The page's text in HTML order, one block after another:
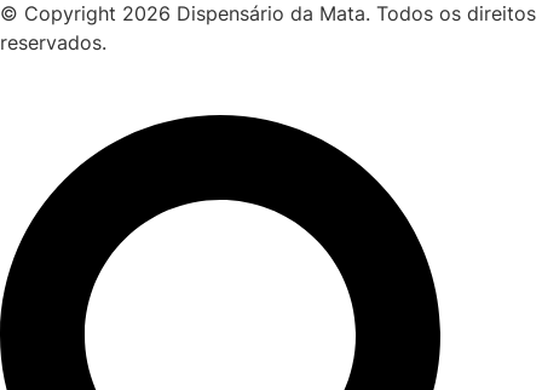
© Copyright 2026 Dispensário da Mata. Todos os direitos
reservados.